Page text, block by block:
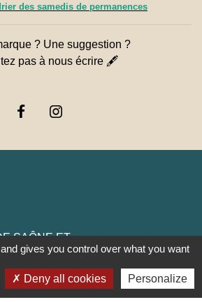
des samedis de permanences
? Une suggestion ?
pas à nous écrire 🖋
SAÔNE ET
gives you control over what you want
Deny all cookies Personalize